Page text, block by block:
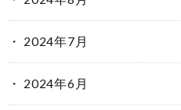
2024年7月
2024年6月